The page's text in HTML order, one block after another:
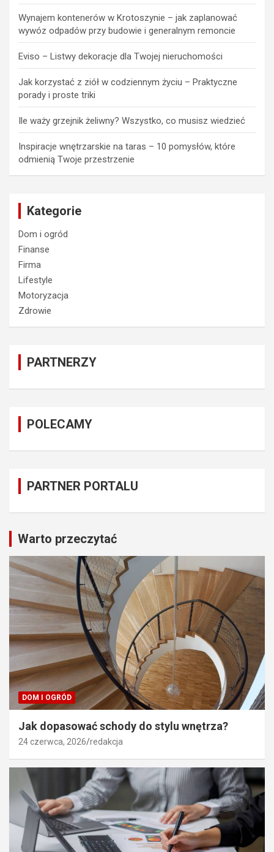
Wynajem kontenerów w Krotoszynie – jak zaplanować
wywóz odpadów przy budowie i generalnym remoncie
Eviso – Listwy dekoracje dla Twojej nieruchomości
Jak korzystać z ziół w codziennym życiu – Praktyczne
porady i proste triki
Ile waży grzejnik żeliwny? Wszystko, co musisz wiedzieć
Inspiracje wnętrzarskie na taras – 10 pomysłów, które
odmienią Twoje przestrzenie
Kategorie
Dom i ogród
Finanse
Firma
Lifestyle
Motoryzacja
Zdrowie
PARTNERZY
POLECAMY
PARTNER PORTALU
Warto przeczytać
DOM I OGRÓD
Jak dopasować schody do stylu wnętrza?
24 czerwca, 2026 redakcja